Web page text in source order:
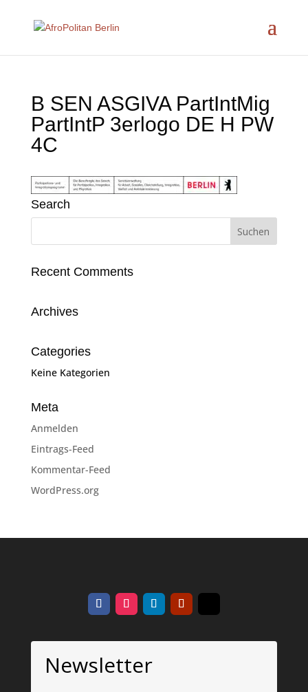
B SEN ASGIVA PartIntMig
PartIntP 3erlogo DE H PW
4C
Search
Recent Comments
Archives
Categories
Keine Kategorien
Meta
Anmelden
Eintrags-Feed
Kommentar-Feed
WordPress.org
Newsletter